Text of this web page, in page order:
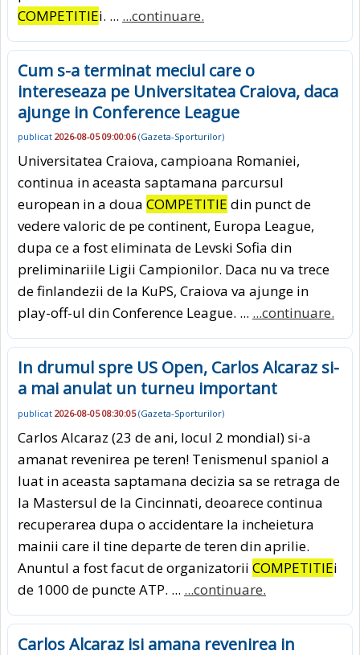
COMPETITIEi. ... ...continuare.
Cum s-a terminat meciul care o
intereseaza pe Universitatea Craiova, daca
ajunge in Conference League
publicat 2026-08-05 09:00:06(Gazeta-Sporturilor)
Universitatea Craiova, campioana Romaniei,
continua in aceasta saptamana parcursul
european in a doua COMPETITIE din punct de
vedere valoric de pe continent, Europa League,
dupa ce a fost eliminata de Levski Sofia din
preliminariile Ligii Campionilor. Daca nu va trece
de finlandezii de la KuPS, Craiova va ajunge in
play-off-ul din Conference League. ... ...continuare.
In drumul spre US Open, Carlos Alcaraz si-
a mai anulat un turneu important
publicat 2026-08-05 08:30:05(Gazeta-Sporturilor)
Carlos Alcaraz (23 de ani, locul 2 mondial) si-a
amanat revenirea pe teren! Tenismenul spaniol a
luat in aceasta saptamana decizia sa se retraga de
la Mastersul de la Cincinnati, deoarece continua
recuperarea dupa o accidentare la incheietura
mainii care il tine departe de teren din aprilie.
Anuntul a fost facut de organizatorii COMPETITIEi
de 1000 de puncte ATP. ... ...continuare.
Carlos Alcaraz isi amana revenirea in